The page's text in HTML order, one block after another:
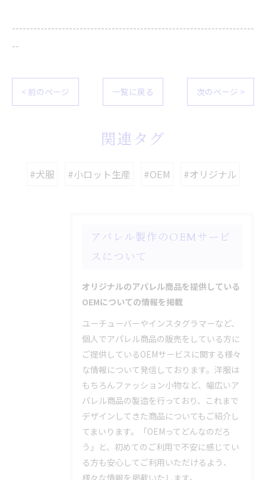
--------------------------------------------------------------------
--
< 前のページ 一覧に戻る 次のページ >
関連タグ
#犬服 #小ロット生産 #OEM #オリジナル
アパレル製作のOEMサービ
スについて
オリジナルのアパレル商品を提供している
OEMについての情報を掲載
ユーチューバーやインスタグラマーなど、
個人でアパレル商品の販売をしている方に
ご提供しているOEMサービスに関する様々
な情報について発信しております。洋服は
もちろんファッション小物など、幅広いア
パレル商品の製造を行っており、これまで
デザインしてきた商品についてもご紹介し
てまいります。「OEMってどんなのだろ
う」と、初めてのご利用で不安に感じてい
る方も安心してご利用いただけるよう、